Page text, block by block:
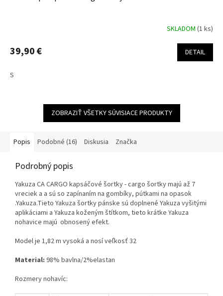
SKLADOM (1 ks)
39,90 € DETAIL
S
ZOBRAZIŤ VŠETKY SÚVISIACE PRODUKTY
Popis Podobné (16) Diskusia Značka
Podrobný popis
Yakuza CA CARGO kapsáčové šortky - cargo šortky majú až 7
vreciek a a sú so zapínaním na gombíky, pútkami na opasok
.Yakuza.Tieto Yakuza šortky pánske sú doplnené Yakuza vyšitými
aplikáciami a Yakuza koženým štítkom, tieto krátke Yakuza
nohavice majú obnosený efekt.
Model je 1,82 m vysoká a nosí veľkosť 32
Material: 98% bavlna/2%elastan
Rozmery nohavíc: